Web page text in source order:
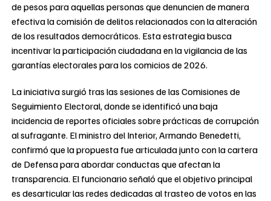
de pesos para aquellas personas que denuncien de manera
efectiva la comisión de delitos relacionados con la alteración
de los resultados democráticos. Esta estrategia busca
incentivar la participación ciudadana en la vigilancia de las
garantías electorales para los comicios de 2026.
La iniciativa surgió tras las sesiones de las Comisiones de
Seguimiento Electoral, donde se identificó una baja
incidencia de reportes oficiales sobre prácticas de corrupción
al sufragante. El ministro del Interior, Armando Benedetti,
confirmó que la propuesta fue articulada junto con la cartera
de Defensa para abordar conductas que afectan la
transparencia. El funcionario señaló que el objetivo principal
es desarticular las redes dedicadas al trasteo de votos en las